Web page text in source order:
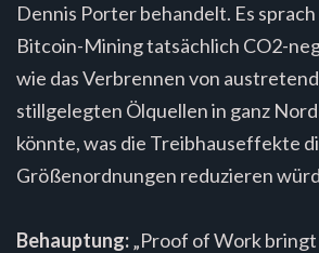
Dennis Porter behandelt. Es
Bitcoin-Mining tatsächlich CO2-
wie das Verbrennen von
stillgelegten Ölquellen in ganz
könnte, was die Treibhauseffekte
Größenordnungen reduzieren
Behauptung:„Proof of Work